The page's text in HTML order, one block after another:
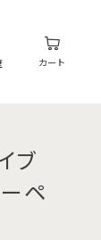
カート
ブ
ペ